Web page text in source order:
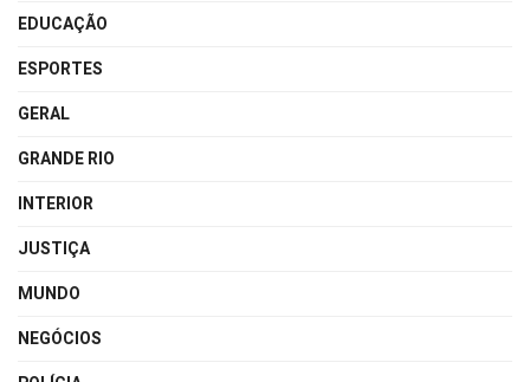
EDUCAÇÃO
ESPORTES
GERAL
GRANDE RIO
INTERIOR
JUSTIÇA
MUNDO
NEGÓCIOS